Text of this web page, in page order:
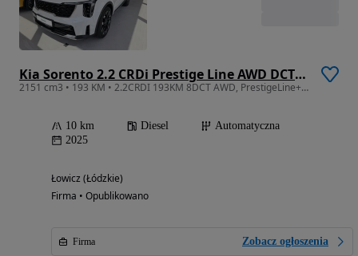
Kia Sorento 2.2 CRDi Prestige Line AWD DCT 7os
2151 cm3 • 193 KM • 2.2CRDI 193KM 8DCT AWD, PrestigeLine+MIR+PNS, Wyprzedaż rocznika 2025!
10 km Diesel
Automatyczna
2025
Łowicz (Łódzkie)
Firma • Opublikowano
Firma Zobacz ogłoszenia